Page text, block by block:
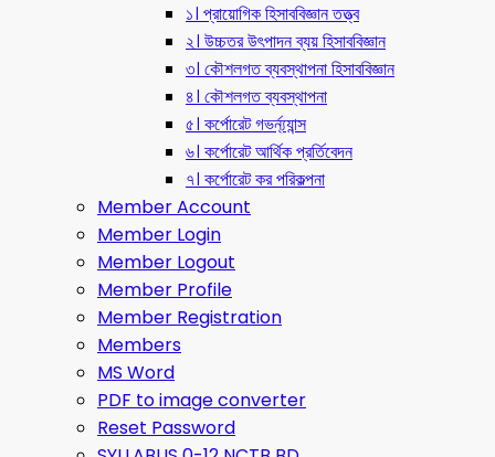
১। প্রায়োগিক হিসাববিজ্ঞান তত্ত্ব
২। উচ্চতর উৎপাদন ব্যয় হিসাববিজ্ঞান
৩। কৌশলগত ব্যবস্থাপনা হিসাববিজ্ঞান
৪। কৌশলগত ব্যবস্থাপনা
৫। কর্পোরেট গভর্ন্য্যান্স
৬। কর্পোরেট আর্থিক প্রর্তিবেদন
৭। কর্পোরেট কর পরিকল্পনা
Member Account
Member Login
Member Logout
Member Profile
Member Registration
Members
MS Word
PDF to image converter
Reset Password